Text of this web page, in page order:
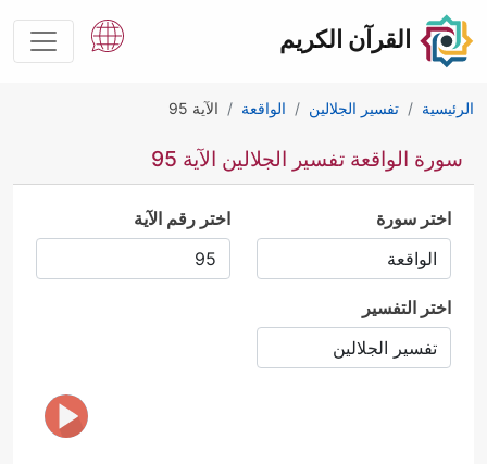
القرآن الكريم
الرئيسية تفسير الجلالين الواقعة الآية 95
سورة الواقعة تفسير الجلالين الآية 95
اختر سورة اختر رقم الآية
اختر التفسير